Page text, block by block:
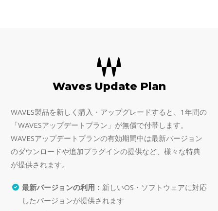
Waves Update Plan
WAVES製品を新しく購入・アップグレードすると、1年間の
「WAVESアップデートプラン」が無償で付帯します。
WAVESアップデートプランの有効期間中は最新バージョン
のダウンロードや追加プラグインの提供など、様々な特典
が提供されます。
最新バージョンの利用： 新しいOS・ソフトウェアに対応
したバージョンが提供されます